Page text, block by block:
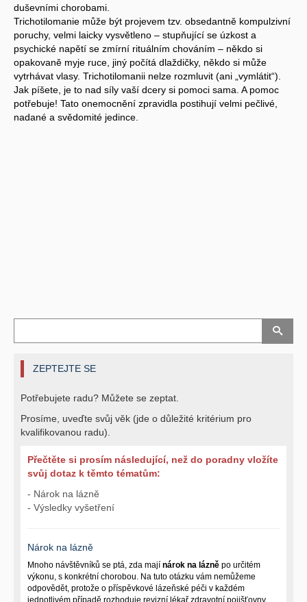
duševními chorobami.
Trichotilomanie může být projevem tzv. obsedantně kompulzivní
poruchy, velmi laicky vysvětleno – stupňující se úzkost a
psychické napětí se zmírní rituálním chováním – někdo si
opakovaně myje ruce, jiný počítá dlaždičky, někdo si může
vytrhávat vlasy. Trichotilomanii nelze rozmluvit (ani „vymlátit“).
Jak píšete, je to nad síly vaší dcery si pomoci sama. A pomoc
potřebuje! Tato onemocnění zpravidla postihují velmi pečlivé,
nadané a svědomité jedince.
ZEPTEJTE SE
Potřebujete radu? Můžete se zeptat.
Prosíme, uveďte svůj věk (jde o důležité kritérium pro
kvalifikovanou radu).
Přečtěte si prosím následující, než do poradny vložíte
svůj dotaz k těmto tématům:
- Nárok na lázně
- Výsledky vyšetření
Nárok na lázně
Mnoho návštěvníků se ptá, zda mají nárok na lázně po určitém
výkonu, s konkrétní chorobou. Na tuto otázku vám nemůžeme
odpovědět, protože o příspěvkové lázeňské péči v každém
jednotlivém případě rozhoduje revizní lékař zdravotní pojišťovny,